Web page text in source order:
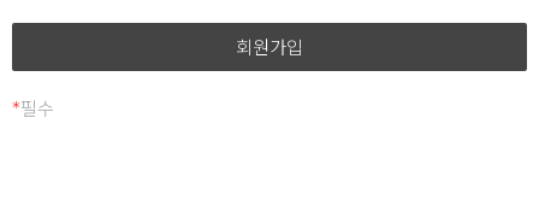
6.운영자 : 서비스의 전반적인 관리와 원활한 운영을 위하여
이용계약을 종료시키는 의사 표시를 의미한다.
*필수